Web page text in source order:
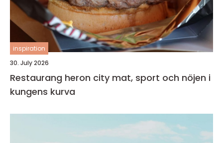
inspiration
30. July 2026
Restaurang heron city mat, sport och nöjen i
kungens kurva